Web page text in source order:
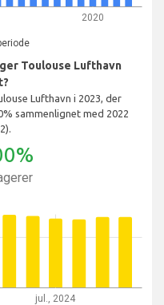
2020
Toulouse Lufthavn
Lufthavn i 2023, der
sammenlignet med 2022
jul., 2024